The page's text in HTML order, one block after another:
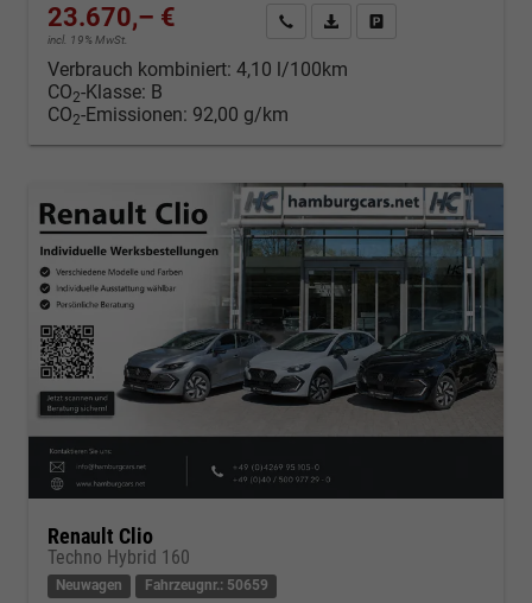
23.670,– €
incl. 19% MwSt.
Kontakt & Angebot anfordern
PDF-Datei, Fahrzeugexposé
Verbrauch kombiniert: 4,10 l/100km
CO2-Klasse: B
CO2-Emissionen: 92,00 g/km
Renault Clio
Techno Hybrid 160
Neuwagen Fahrzeugnr.: 50659